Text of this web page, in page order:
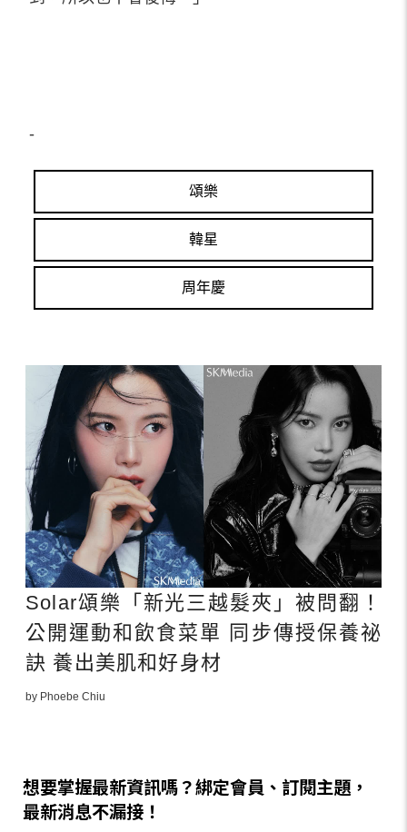
-
頌樂
韓星
周年慶
Solar頌樂「新光三越髮夾」被問翻！
公開運動和飲食菜單 同步傳授保養祕
訣 養出美肌和好身材
by Phoebe Chiu
想要掌握最新資訊嗎？綁定會員、訂閱主題，
最新消息不漏接！